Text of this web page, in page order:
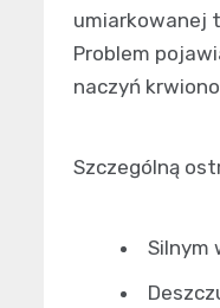
umiarkowanej
Problem
naczyń
Szczególną
Silnym